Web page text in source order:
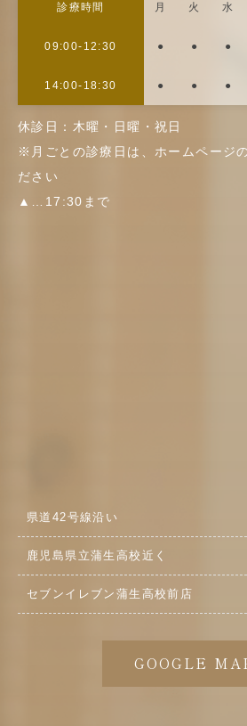
診療時間 月 火 水
09:00-12:30 ● ● ●
14:00-18:30 ● ● ●
休診日：木曜・日曜・祝日
※月ごとの診療日は、ホームページ
ださい
▲…17:30まで
県道42号線沿い
鹿児島県立蒲生高校近く
セブンイレブン蒲生高校前店
GOOGLE